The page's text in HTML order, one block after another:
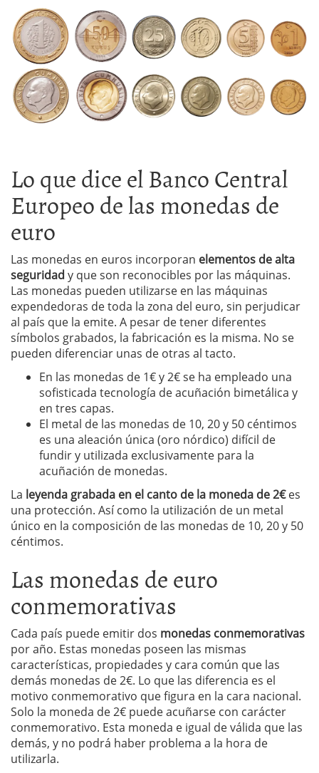
Lo que dice el Banco Central
Europeo de las monedas de
euro
Las monedas en euros incorporan elementos de alta
seguridad y que son reconocibles por las máquinas.
Las monedas pueden utilizarse en las máquinas
expendedoras de toda la zona del euro, sin perjudicar
al país que la emite. A pesar de tener diferentes
símbolos grabados, la fabricación es la misma. No se
pueden diferenciar unas de otras al tacto.
En las monedas de 1€ y 2€ se ha empleado una
sofisticada tecnología de acuñación bimetálica y
en tres capas.
El metal de las monedas de 10, 20 y 50 céntimos
es una aleación única (oro nórdico) difícil de
fundir y utilizada exclusivamente para la
acuñación de monedas.
La leyenda grabada en el canto de la moneda de 2€es
una protección. Así como la utilización de un metal
único en la composición de las monedas de 10, 20 y 50
céntimos.
Las monedas de euro
conmemorativas
Cada país puede emitir dos monedas conmemorativas
por año. Estas monedas poseen las mismas
características, propiedades y cara común que las
demás monedas de 2€. Lo que las diferencia es el
motivo conmemorativo que figura en la cara nacional.
Solo la moneda de 2€ puede acuñarse con carácter
conmemorativo. Esta moneda e igual de válida que las
demás, y no podrá haber problema a la hora de
utilizarla.